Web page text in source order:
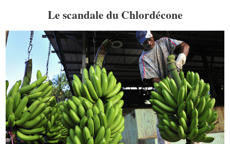
Le scandale du Chlordécone